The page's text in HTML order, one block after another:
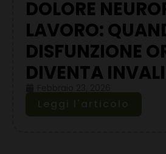
DOLORE
LAVORO:
DISFUNZIONE
DIVENTA
Leggi l'articolo